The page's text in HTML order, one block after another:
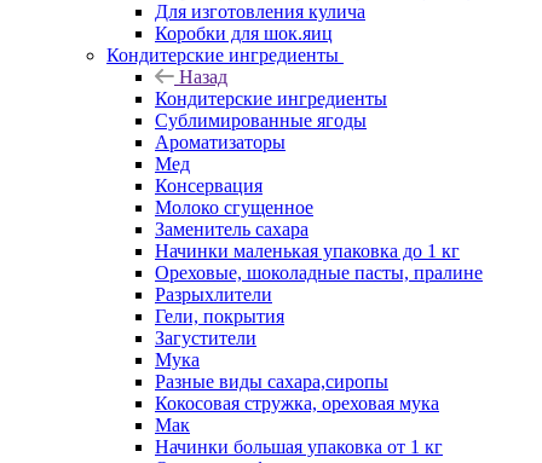
Для изготовления кулича
Коробки для шок.яиц
Кондитерские ингредиенты
Назад
Кондитерские ингредиенты
Сублимированные ягоды
Ароматизаторы
Мед
Консервация
Молоко сгущенное
Заменитель сахара
Начинки маленькая упаковка до 1 кг
Ореховые, шоколадные пасты, пралине
Разрыхлители
Гели, покрытия
Загустители
Мука
Разные виды сахара,сиропы
Кокосовая стружка, ореховая мука
Мак
Начинки большая упаковка от 1 кг